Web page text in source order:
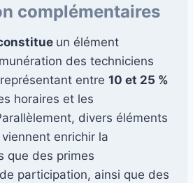
complémentaires
un élément
des techniciens
entre 10 et 25 %
horaires et les
divers éléments
enrichir la
que des primes
participation, ainsi que des